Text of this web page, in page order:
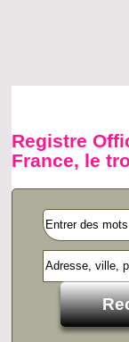
Registre
France, le